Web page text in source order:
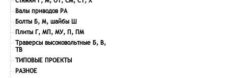
Валы приводов РА
Болты Б, М, шайбы Ш
Плиты Г, МП, МУ, П, ПМ
Траверсы высоковольтные Б, В,
ТВ
ТИПОВЫЕ ПРОЕКТЫ
РАЗНОЕ